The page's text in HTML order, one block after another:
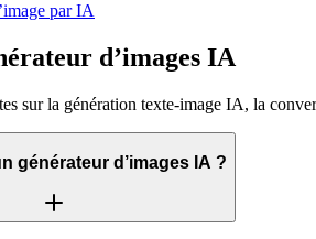
par IA
d’images IA
sur la génération texte-image IA, la
générateur d’images IA ?